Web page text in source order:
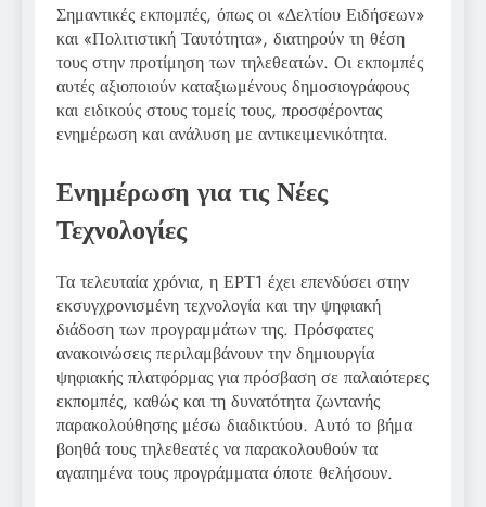
Σημαντικές εκπομπές, όπως οι «Δελτίου Ειδήσεων»
και «Πολιτιστική Ταυτότητα», διατηρούν τη θέση
τους στην προτίμηση των τηλεθεατών. Οι εκπομπές
αυτές αξιοποιούν καταξιωμένους δημοσιογράφους
και ειδικούς στους τομείς τους, προσφέροντας
ενημέρωση και ανάλυση με αντικειμενικότητα.
Ενημέρωση για τις Νέες
Τεχνολογίες
Τα τελευταία χρόνια, η ΕΡΤ1 έχει επενδύσει στην
εκσυγχρονισμένη τεχνολογία και την ψηφιακή
διάδοση των προγραμμάτων της. Πρόσφατες
ανακοινώσεις περιλαμβάνουν την δημιουργία
ψηφιακής πλατφόρμας για πρόσβαση σε παλαιότερες
εκπομπές, καθώς και τη δυνατότητα ζωντανής
παρακολούθησης μέσω διαδικτύου. Αυτό το βήμα
βοηθά τους τηλεθεατές να παρακολουθούν τα
αγαπημένα τους προγράμματα όποτε θελήσουν.